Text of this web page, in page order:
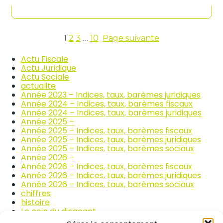
m
e
l
a
r
p
a
r
t
i
o
u
i
e
r
i
x
d
e
s
p
r
o
d
u
i
s
1 2 3 … 10 Page suivante
Actu Fiscale
Actu Juridique
Actu Sociale
actualite
Année 2023 – Indices, taux, barèmes juridiques
Année 2024 – Indices, taux, barèmes fiscaux
Année 2024 – Indices, taux, barèmes juridiques
Année 2025 –
Année 2025 – Indices, taux, barèmes fiscaux
Année 2025 – Indices, taux, barèmes juridiques
Année 2025 – Indices, taux, barèmes sociaux
Année 2026 –
Année 2026 – Indices, taux, barèmes fiscaux
Année 2026 – Indices, taux, barèmes juridiques
Année 2026 – Indices, taux, barèmes sociaux
chiffres
histoire
Le coin du dirigeant